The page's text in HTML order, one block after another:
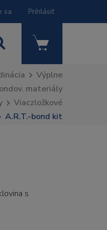
sa Prihlásiť
Výplne
materiály
Viaczložkové
A.R.T.-bond kit
s